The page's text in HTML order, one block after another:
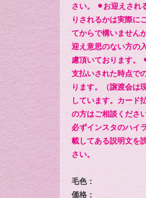
さい。 ⚫︎お迎えされ
りされるかは実際に
てからで構いません
迎え意思のない方の
慮頂いております。
支払いされた時点で
ります。（譲渡会は
しています。カード
の方はご相談くださ
必ずインスタのハイ
載してある説明文を
さい。
毛色：
価格：